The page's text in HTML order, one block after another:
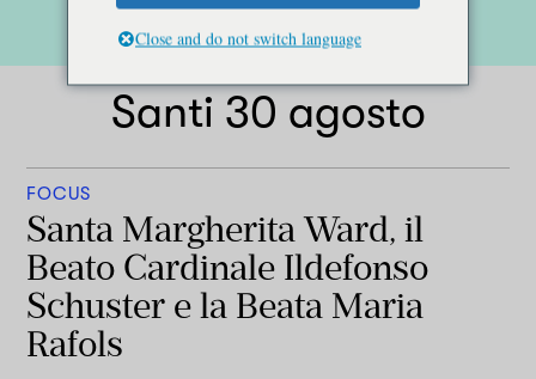
Santi 30 agosto
FOCUS
Santa Margherita Ward, il
Beato Cardinale Ildefonso
Schuster e la Beata Maria
Rafols
Close and do not switch language